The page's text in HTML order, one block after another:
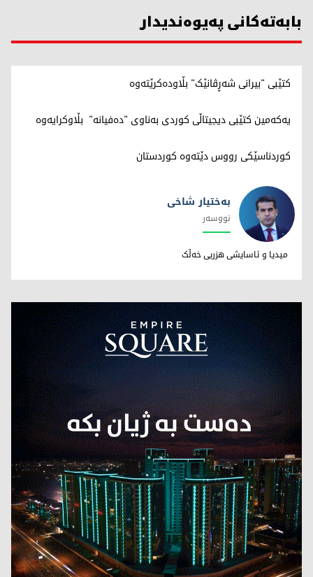
بابەتەکانی پەیوەندیدار
کتێبی "بیرانی شەڕڤانێک" بڵاودەکرێتەوە
یەکەمین کتێبی دیجیتاڵی کوردی بەناوی "دەفیانە" بڵاوکرایەوە
کوردناسێکی رووس دێتەوە کوردستان
بەختیار شاخی
بەختیار شاخی
نووسەر
میدیا و ئاسایشی هزریی خەڵک